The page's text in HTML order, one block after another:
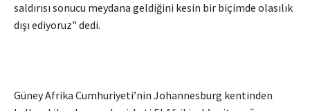
saldırısı sonucu meydana geldiğini kesin bir biçimde olasılık
dışı ediyoruz" dedi.
Güney Afrika Cumhuriyeti’nin Johannesburg kentinden